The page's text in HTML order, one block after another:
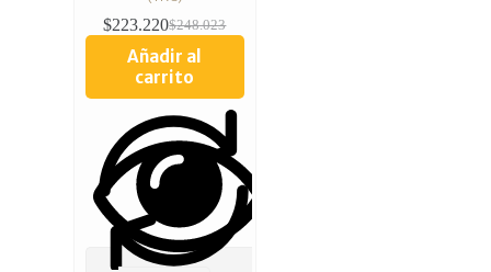
$248.023
$223.220
Añadir al
carrito